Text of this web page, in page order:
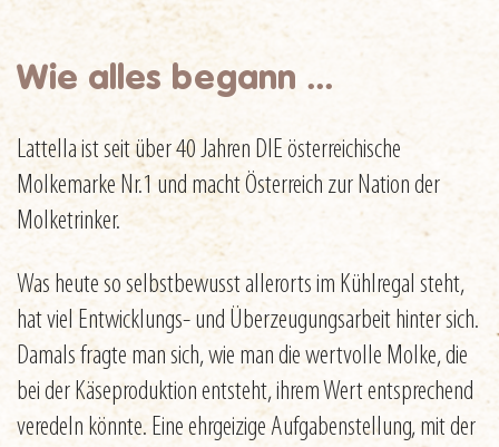
Wie alles begann ...
Lattella ist seit über 40 Jahren DIE österreichische
Molkemarke Nr.1 und macht Österreich zur Nation der
Molketrinker.
Was heute so selbstbewusst allerorts im Kühlregal steht,
hat viel Entwicklungs- und Überzeugungsarbeit hinter sich.
Damals fragte man sich, wie man die wertvolle Molke, die
bei der Käseproduktion entsteht, ihrem Wert entsprechend
veredeln könnte. Eine ehrgeizige Aufgabenstellung, mit der